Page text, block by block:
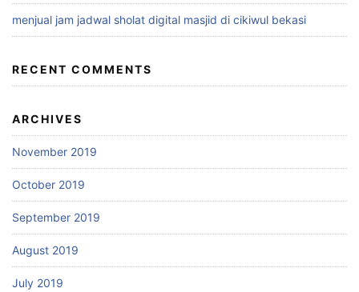
menjual jam jadwal sholat digital masjid di cikiwul bekasi
RECENT COMMENTS
ARCHIVES
November 2019
October 2019
September 2019
August 2019
July 2019